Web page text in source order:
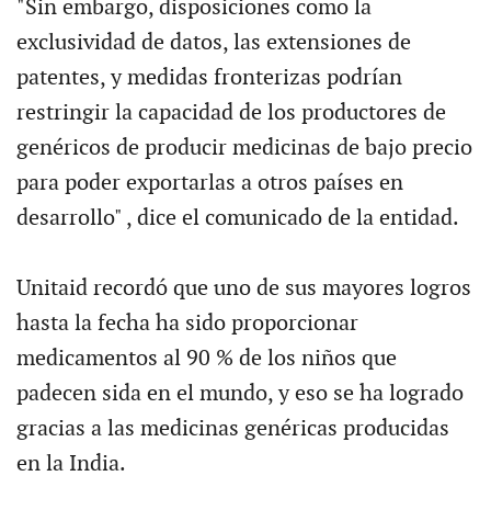
"Sin embargo, disposiciones como la
exclusividad de datos, las extensiones de
patentes, y medidas fronterizas podrían
restringir la capacidad de los productores de
genéricos de producir medicinas de bajo precio
para poder exportarlas a otros países en
desarrollo" , dice el comunicado de la entidad.
Unitaid recordó que uno de sus mayores logros
hasta la fecha ha sido proporcionar
medicamentos al 90 % de los niños que
padecen sida en el mundo, y eso se ha logrado
gracias a las medicinas genéricas producidas
en la India.